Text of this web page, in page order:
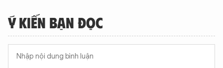
Ý KIẾN BẠN ĐỌC